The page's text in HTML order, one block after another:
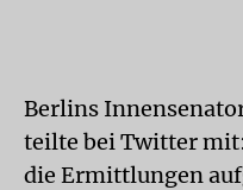
Berlins
teilte bei Twitter
die Ermittlungen